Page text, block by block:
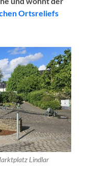
Ortsreliefs
Lindlar